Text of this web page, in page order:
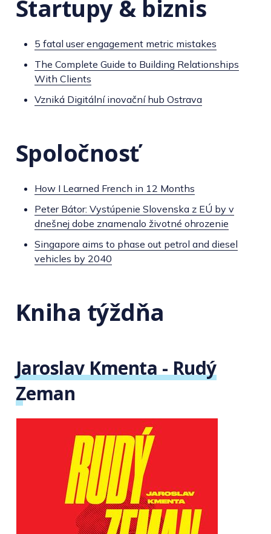
Startupy & biznis
5 fatal user engagement metric mistakes
The Complete Guide to Building Relationships
With Clients
Vzniká Digitální inovační hub Ostrava
Spoločnosť
How I Learned French in 12 Months
Peter Bátor: Vystúpenie Slovenska z EÚ by v
dnešnej dobe znamenalo životné ohrozenie
Singapore aims to phase out petrol and diesel
vehicles by 2040
Kniha týždňa
Jaroslav Kmenta - Rudý
Zeman